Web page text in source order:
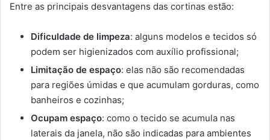
Entre as principais desvantagens das cortinas estão:
Dificuldade de limpeza: alguns modelos e tecidos só
podem ser higienizados com auxílio profissional;
Limitação de espaço: elas não são recomendadas
para regiões úmidas e que acumulam gorduras, como
banheiros e cozinhas;
Ocupam espaço: como o tecido se acumula nas
laterais da janela, não são indicadas para ambientes